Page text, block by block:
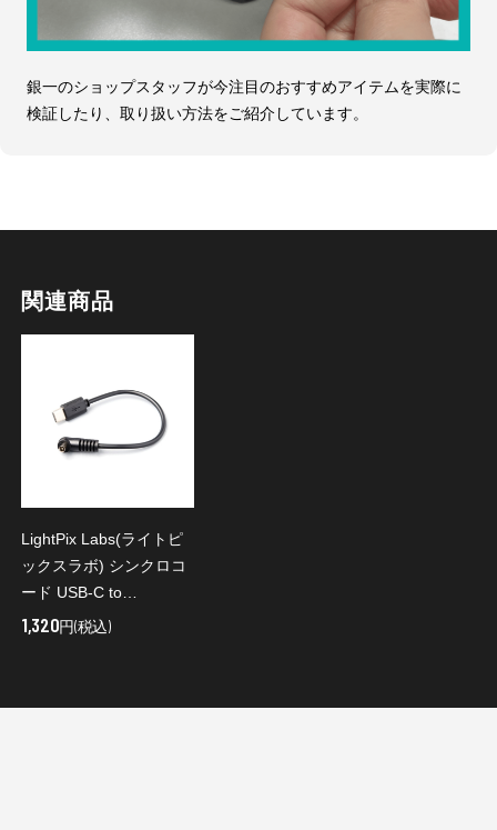
銀一のショップスタッフが今注目のおすすめアイテムを実際に
検証したり、取り扱い方法をご紹介しています。
関連商品
LightPix Labs(ライトピ
ックスラボ) シンクロコ
ード USB-C to
PC(150mm)
1,320円(税込)